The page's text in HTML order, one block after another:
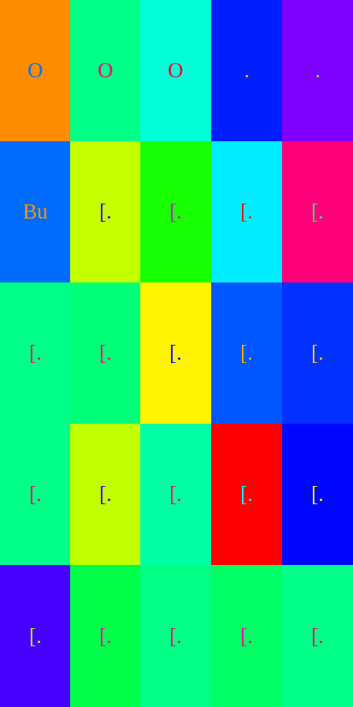
O O O . .
Bu [. [. [. [.
[. [. [. [. [.
[. [. [. [. [.
[. [. [. [. [.